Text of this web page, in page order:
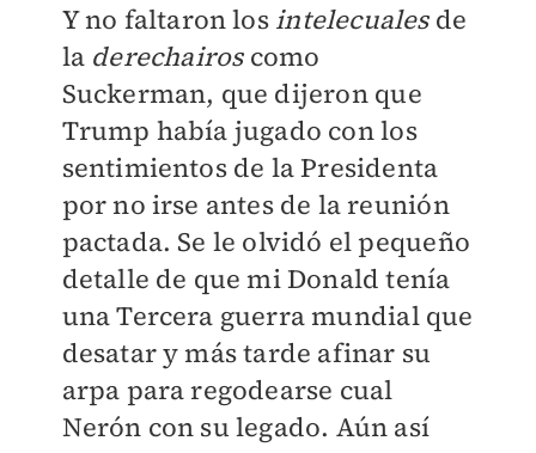
Y no faltaron los intelecualesde
la derechairoscomo
Suckerman, que dijeron que
Trump había jugado con los
sentimientos de la Presidenta
por no irse antes de la reunión
pactada. Se le olvidó el pequeño
detalle de que mi Donald tenía
una Tercera guerra mundial que
desatar y más tarde afinar su
arpa para regodearse cual
Nerón con su legado. Aún así